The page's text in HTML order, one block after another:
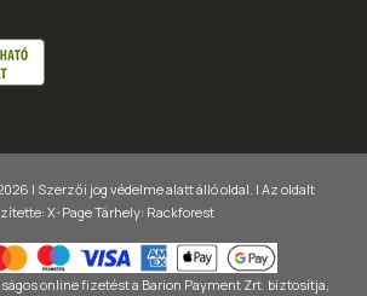
| Szerzői jog védelme alatt álló oldal. | Az oldalt
X-PageTárhely: Rackforest
online fizetést a Barion Payment Zrt. biztosítja,